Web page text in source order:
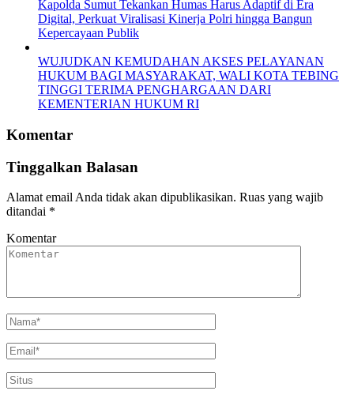
Kapolda Sumut Tekankan Humas Harus Adaptif di Era
Digital, Perkuat Viralisasi Kinerja Polri hingga Bangun
Kepercayaan Publik
WUJUDKAN KEMUDAHAN AKSES PELAYANAN
HUKUM BAGI MASYARAKAT, WALI KOTA TEBING
TINGGI TERIMA PENGHARGAAN DARI
KEMENTERIAN HUKUM RI
Komentar
Tinggalkan Balasan
Alamat email Anda tidak akan dipublikasikan. Ruas yang wajib
ditandai *
Komentar